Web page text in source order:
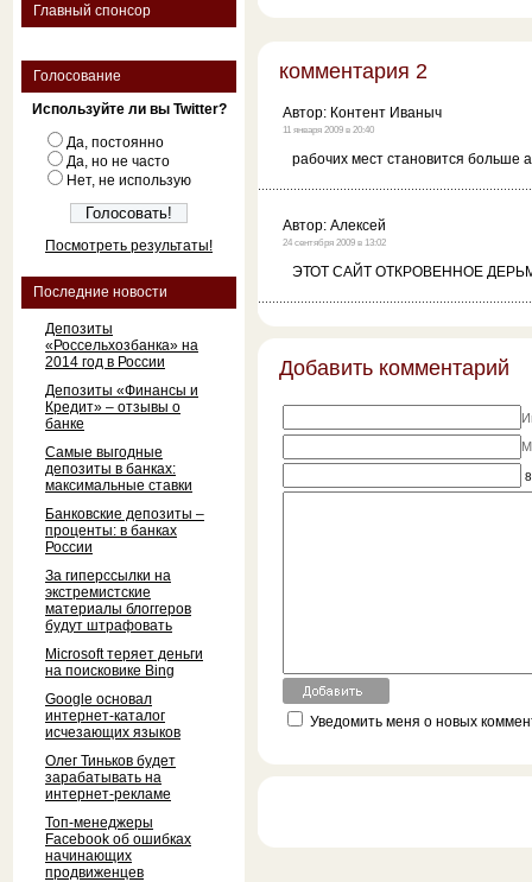
Главный спонсор
Голосование
Используйте ли вы Twitter?
Да, постоянно
Да, но не часто
Нет, не использую
Посмотреть результаты!
Последние новости
Депозиты
«Россельхозбанка» на
2014 год в России
Депозиты «Финансы и
Кредит» – отзывы о
банке
Самые выгодные
депозиты в банках:
максимальные ставки
Банковские депозиты –
проценты: в банках
России
За гиперссылки на
экстремистские
материалы блоггеров
будут штрафовать
Microsoft теряет деньги
на поисковике Bing
Google основал
интернет-каталог
исчезающих языков
Олег Тиньков будет
зарабатывать на
интернет-рекламе
Топ-менеджеры
Facebook об ошибках
начинающих
продвиженцев
комментария 2
Автор: Контент Иваныч
11 января 2009 в 20:40
рабочих мест становится больше
Автор: Алексей
24 сентября 2009 в 13:02
ЭТОТ САЙТ ОТКРОВЕННОЕ
Добавить комментарий
Уведомить меня о новых